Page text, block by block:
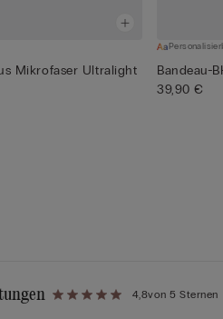
Mikrofaser Ultralight
Bandeau-
39,90 €
4,8von 5 Sternen